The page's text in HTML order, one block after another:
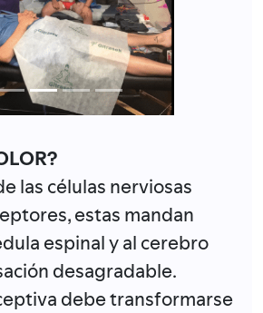
las células nerviosas
estas mandan
espinal y al cerebro
desagradable.
debe transformarse